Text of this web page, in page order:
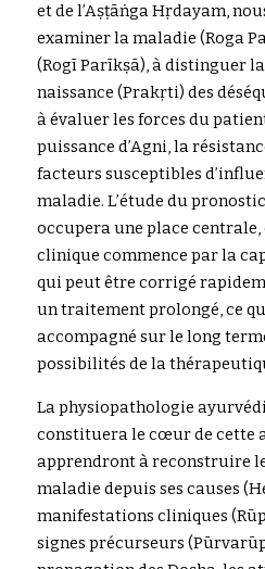
et de l’Aṣṭāṅga Hṛdayam,
examiner la maladie (Roga
(Rogī Parīkṣā), à distinguer
naissance (Prakṛti) des
à évaluer les forces du
puissance d’Agni, la
facteurs susceptibles
maladie. L’étude du
occupera une place
clinique commence par la
qui peut être corrigé
un traitement prolongé, ce
accompagné sur le long
possibilités de la
La physiopathologie
constituera le cœur de cette
apprendront à reconstruire
maladie depuis ses causes
manifestations cliniques
signes précurseurs